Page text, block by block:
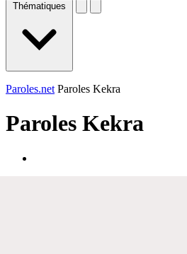
Thématiques
Paroles.net Paroles Kekra
Paroles Kekra